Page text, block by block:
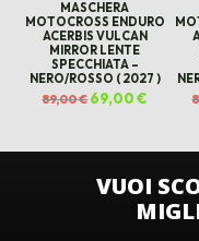
MASCHERA
MOTOCROSS ENDURO
ACERBIS VULCAN
MIRROR LENTE
SPECCHIATA –
NERO/ROSSO ( 2027 )
89,00€Il
prezzo
69,00€
VUOI